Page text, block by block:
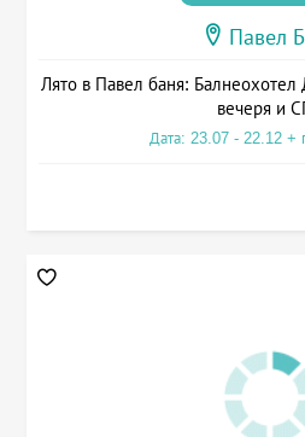
Павел
Лято в Павел баня: Балнеохотел
вечеря и
Дата: 23.07 - 22.12 +